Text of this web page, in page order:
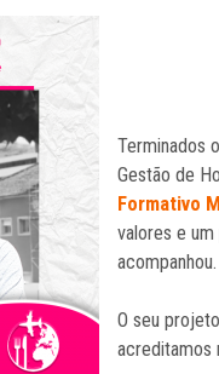
Terminados
Gestão de
Formativo
valores e
acompanhou.
O seu
acreditamos